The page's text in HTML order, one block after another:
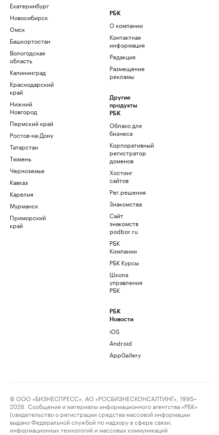
Екатеринбург
Новосибирск
Омск
Башкортостан
Вологодская
область
Калининград
Краснодарский
край
Нижний
Новгород
Пермский край
Ростов-на-Дону
Татарстан
Тюмень
Черноземье
Кавказ
Карелия
Мурманск
Приморский
край
РБК
О компании
Контактная
информация
Редакция
Размещение
рекламы
Другие
продукты
РБК
Облако для
бизнеса
Корпоративный
регистратор
доменов
Хостинг
сайтов
Рег.решения
Знакомства
Сайт
знакомств
podbor.ru
РБК
Компании
РБК Курсы
Школа
управления
РБК
РБК
Новости
iOS
Android
AppGallery
© ООО «БИЗНЕСПРЕСС», АО «РОСБИЗНЕСКОНСАЛТИНГ», 1995–
2026. Сообщения и материалы информационного агентства «РБК»
(свидетельство о регистрации средства массовой информации
выдано Федеральной службой по надзору в сфере связи,
информационных технологий и массовых коммуникаций